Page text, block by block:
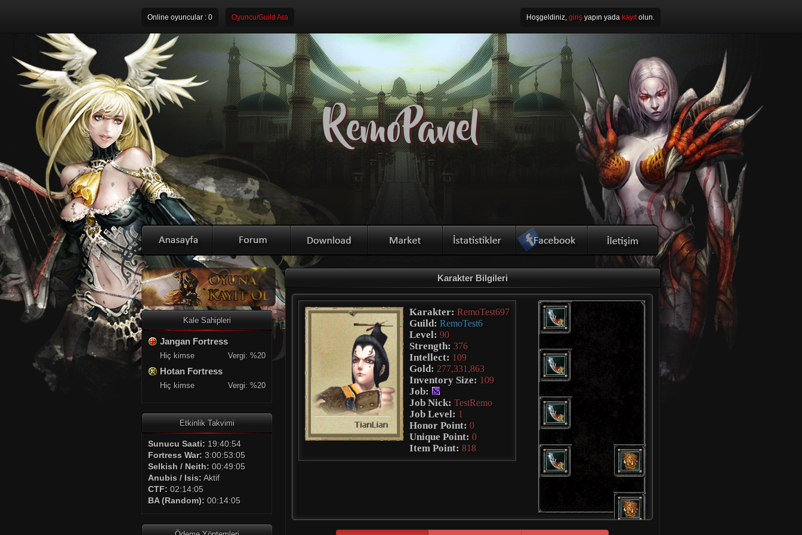
Online oyuncular : 0 Oyuncu/Guild Ara Hoşgeldiniz, giriş yapın yada kayıtolun.
RemoPanel
Kale Sahipleri
Jangan Fortress
Hiç kimse Vergi: %20
Hotan Fortress
Hiç kimse Vergi: %20
Etkinlik Takvimi
Sunucu Saati: 19:40:55
Fortress War: 3:00:53:04
Selkish / Neith: 00:49:04
Anubis / Isis: Aktif
CTF: 02:14:04
BA (Random): 00:14:04
Karakter Bilgileri
Karakter: RemoTest697
Guild: RemoTest6
Level: 90
Strength: 376
Intellect: 109
Gold: 277,331,863
Inventory Size: 109
Job:
Job Nick: TestRemo
Job Level: 1
Honor Point: 0
Unique Point: 0
Item Point: 818